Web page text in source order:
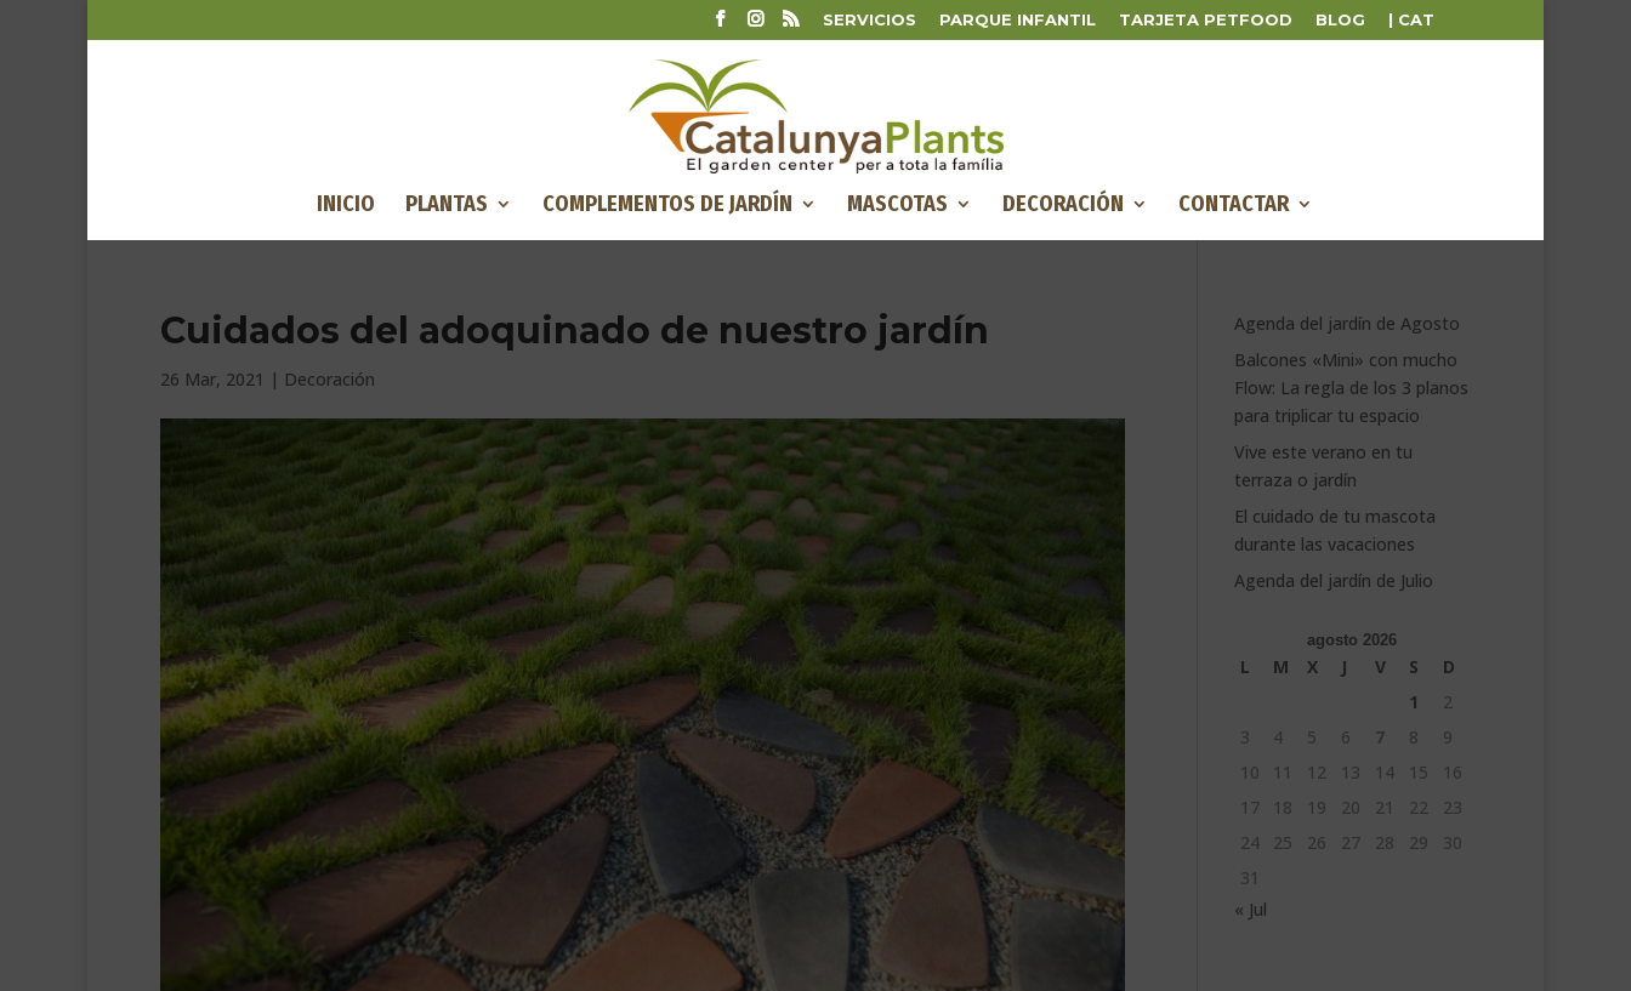
SERVICIOS PARQUE INFANTIL TARJETA PETFOOD BLOG | CAT
INICIO PLANTAS COMPLEMENTOS DE JARDÍN MASCOTAS DECORACIÓN CONTACTAR
Cuidados del adoquinado de nuestro jardín
26 Mar, 2021 | Decoración
Agenda del jardín de Agosto
Balcones «Mini» con mucho
Flow: La regla de los 3 planos
para triplicar tu espacio
Vive este verano en tu
terraza o jardín
El cuidado de tu mascota
durante las vacaciones
Agenda del jardín de Julio
agosto 2026
L M X J V S
D
1
2
3
4 5 6 7 8
9
10
11 12 13 14 15
16
17
18 19 20 21 22
23
24
25 26 27 28 29
30
31
« Jul